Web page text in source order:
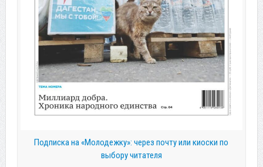
Подписка на «Молодежку»: через почту или киоски по
выбору читателя